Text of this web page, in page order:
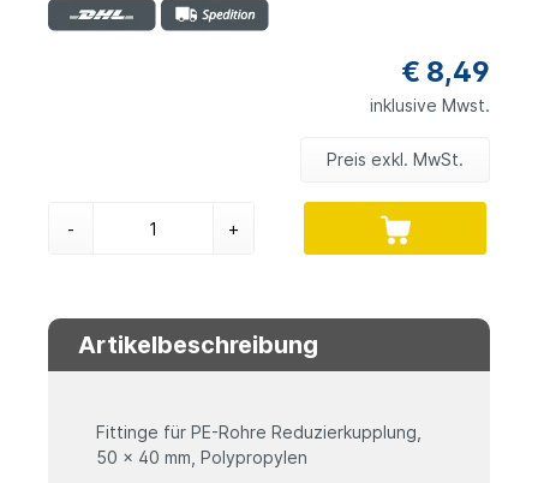
€ 8,49
inklusive Mwst.
Preis exkl. MwSt.
- +
Artikelbeschreibung
Fittinge für PE-Rohre Reduzierkupplung,
50 x 40 mm, Polypropylen